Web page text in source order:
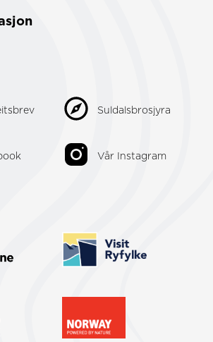
Suldalsbrosjyra
Vår Instagram